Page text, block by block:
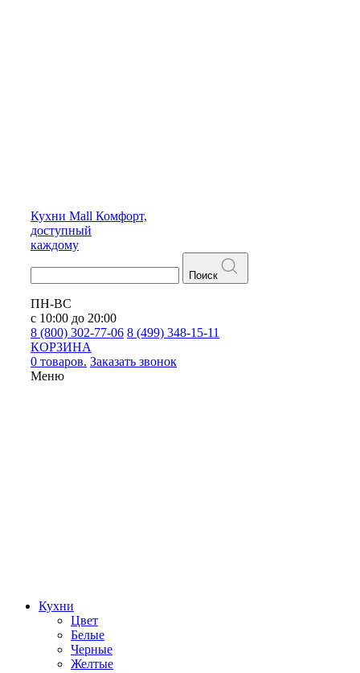
Кухни Mall Комфорт,
доступный
каждому
Поиск
ПН-ВС
с 10:00 до 20:00
8 (800) 302-77-06 8 (499) 348-15-11
КОРЗИНА
0 товаров. Заказать звонок
Меню
Кухни
Цвет
Белые
Черные
Желтые